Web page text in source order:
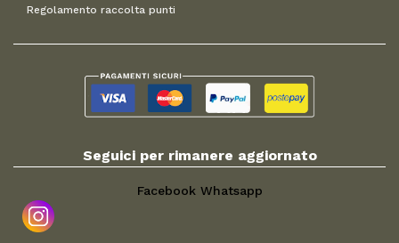
Regolamento raccolta punti
Seguici per rimanere aggiornato
Facebook Whatsapp